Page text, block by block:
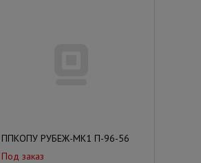
ППКОПУ РУБЕЖ-МК1 П-96-56
Под заказ